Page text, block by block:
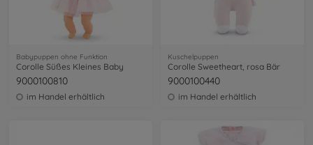
Babypuppen ohne Funktion
Corolle Süßes Kleines Baby
9000100810
im Handel erhältlich
Kuschelpuppen
Corolle Sweetheart, rosa Bär
9000100440
im Handel erhältlich